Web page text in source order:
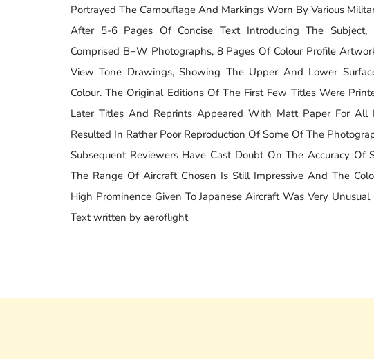
Portrayed The Camouflage And Markings Worn By Various
After 5-6 Pages Of Concise Text Introducing The Subject,
Comprised B+W Photographs, 8 Pages Of Colour Profile
View Tone Drawings, Showing The Upper And Lower
Colour. The Original Editions Of The First Few Titles Were
Later Titles And Reprints Appeared With Matt Paper For All
Resulted In Rather Poor Reproduction Of Some Of The
Subsequent Reviewers Have Cast Doubt On The Accuracy Of
The Range Of Aircraft Chosen Is Still Impressive And The
High Prominence Given To Japanese Aircraft Was Very
Text written by aeroflight